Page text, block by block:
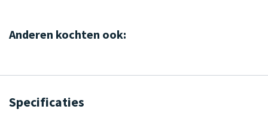
Anderen kochten ook:
Specificaties